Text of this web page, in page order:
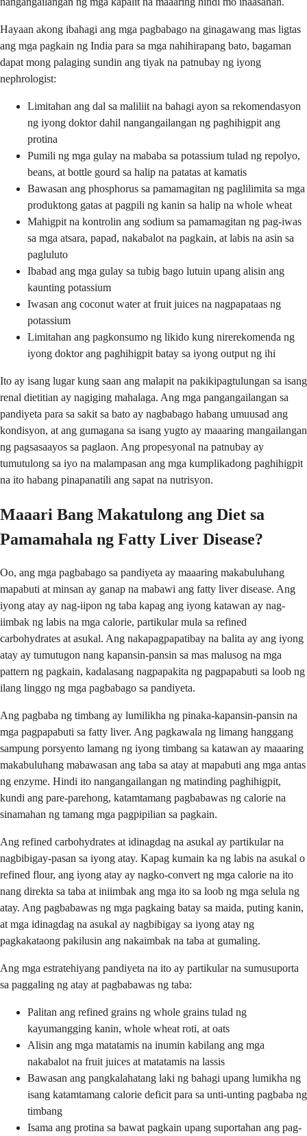
Hayaan akong ibahagi ang mga pagbabago na ginagawang mas ligtas
ang mga pagkain ng India para sa mga nahihirapang bato, bagaman
dapat mong palaging sundin ang tiyak na patnubay ng iyong
nephrologist:
Limitahan ang dal sa maliliit na bahagi ayon sa rekomendasyon
ng iyong doktor dahil nangangailangan ng paghihigpit ang
protina
Pumili ng mga gulay na mababa sa potassium tulad ng repolyo,
beans, at bottle gourd sa halip na patatas at kamatis
Bawasan ang phosphorus sa pamamagitan ng paglilimita sa mga
produktong gatas at pagpili ng kanin sa halip na whole wheat
Mahigpit na kontrolin ang sodium sa pamamagitan ng pag-iwas
sa mga atsara, papad, nakabalot na pagkain, at labis na asin sa
pagluluto
Ibabad ang mga gulay sa tubig bago lutuin upang alisin ang
kaunting potassium
Iwasan ang coconut water at fruit juices na nagpapataas ng
potassium
Limitahan ang pagkonsumo ng likido kung nirerekomenda ng
iyong doktor ang paghihigpit batay sa iyong output ng ihi
Ito ay isang lugar kung saan ang malapit na pakikipagtulungan sa isang
renal dietitian ay nagiging mahalaga. Ang mga pangangailangan sa
pandiyeta para sa sakit sa bato ay nagbabago habang umuusad ang
kondisyon, at ang gumagana sa isang yugto ay maaaring mangailangan
ng pagsasaayos sa paglaon. Ang propesyonal na patnubay ay
tumutulong sa iyo na malampasan ang mga kumplikadong paghihigpit
na ito habang pinapanatili ang sapat na nutrisyon.
Maaari Bang Makatulong ang Diet sa
Pamamahala ng Fatty Liver Disease?
Oo, ang mga pagbabago sa pandiyeta ay maaaring makabuluhang
mapabuti at minsan ay ganap na mabawi ang fatty liver disease. Ang
iyong atay ay nag-iipon ng taba kapag ang iyong katawan ay nag-
iimbak ng labis na mga calorie, partikular mula sa refined
carbohydrates at asukal. Ang nakapagpapatibay na balita ay ang iyong
atay ay tumutugon nang kapansin-pansin sa mas malusog na mga
pattern ng pagkain, kadalasang nagpapakita ng pagpapabuti sa loob ng
ilang linggo ng mga pagbabago sa pandiyeta.
Ang pagbaba ng timbang ay lumilikha ng pinaka-kapansin-pansin na
mga pagpapabuti sa fatty liver. Ang pagkawala ng limang hanggang
sampung porsyento lamang ng iyong timbang sa katawan ay maaaring
makabuluhang mabawasan ang taba sa atay at mapabuti ang mga antas
ng enzyme. Hindi ito nangangailangan ng matinding paghihigpit,
kundi ang pare-parehong, katamtamang pagbabawas ng calorie na
sinamahan ng tamang mga pagpipilian sa pagkain.
Ang refined carbohydrates at idinagdag na asukal ay partikular na
nagbibigay-pasan sa iyong atay. Kapag kumain ka ng labis na asukal o
refined flour, ang iyong atay ay nagko-convert ng mga calorie na ito
nang direkta sa taba at iniimbak ang mga ito sa loob ng mga selula ng
atay. Ang pagbabawas ng mga pagkaing batay sa maida, puting kanin,
at mga idinagdag na asukal ay nagbibigay sa iyong atay ng
pagkakataong pakilusin ang nakaimbak na taba at gumaling.
Ang mga estratehiyang pandiyeta na ito ay partikular na sumusuporta
sa paggaling ng atay at pagbabawas ng taba:
Palitan ang refined grains ng whole grains tulad ng
kayumangging kanin, whole wheat roti, at oats
Alisin ang mga matatamis na inumin kabilang ang mga
nakabalot na fruit juices at matatamis na lassis
Bawasan ang pangkalahatang laki ng bahagi upang lumikha ng
isang katamtamang calorie deficit para sa unti-unting pagbaba ng
timbang
Isama ang protina sa bawat pagkain upang suportahan ang pag-